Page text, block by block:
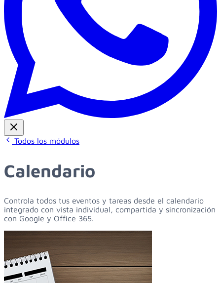
Todos los módulos
Calendario
Controla todos tus eventos y tareas desde el calendario
integrado con vista individual, compartida y sincronización
con Google y Office 365.